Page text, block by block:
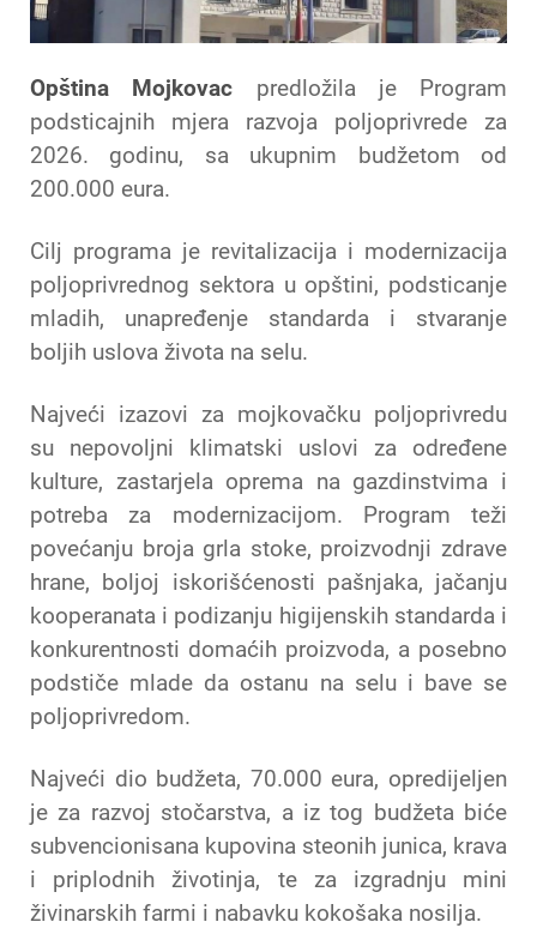
Opština Mojkovac predložila je Program
podsticajnih mjera razvoja poljoprivrede za
2026. godinu, sa ukupnim budžetom od
200.000 eura.
Cilj programa je revitalizacija i modernizacija
poljoprivrednog sektora u opštini, podsticanje
mladih, unapređenje standarda i stvaranje
boljih uslova života na selu.
Najveći izazovi za mojkovačku poljoprivredu
su nepovoljni klimatski uslovi za određene
kulture, zastarjela oprema na gazdinstvima i
potreba za modernizacijom. Program teži
povećanju broja grla stoke, proizvodnji zdrave
hrane, boljoj iskorišćenosti pašnjaka, jačanju
kooperanata i podizanju higijenskih standarda i
konkurentnosti domaćih proizvoda, a posebno
podstiče mlade da ostanu na selu i bave se
poljoprivredom.
Najveći dio budžeta, 70.000 eura, opredijeljen
je za razvoj stočarstva, a iz tog budžeta biće
subvencionisana kupovina steonih junica, krava
i priplodnih životinja, te za izgradnju mini
živinarskih farmi i nabavku kokošaka nosilja.